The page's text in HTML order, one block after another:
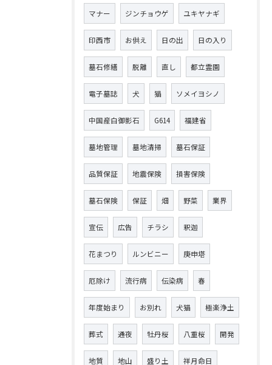
マナー ジンチョウゲ ユキヤナギ
印西市 お供え 日の出 日の入り
墓石修繕 脱離 直し 都立霊園
電子墓誌 犬 猫 ソメイヨシノ
中国産白御影石 G614 福建省
墓地管理 墓地清掃 墓石保証
品質保証 地震保険 損害保険
墓石保険 保証 畑 野菜 業界
宣伝 広告 チラシ 釈迦
花まつり ルンビニー 庚申塔
厄除け 流行病 伝染病 春
年度始まり お別れ 犬猫 極楽浄土
葬式 通夜 牡丹桜 八重桜 開発
地質 地山 盛り土 祥月命日